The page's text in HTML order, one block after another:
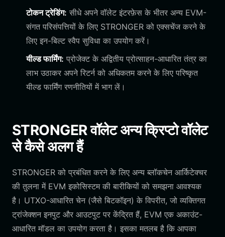
टोकन ट्रेडिंग: सीधे अपने वॉलेट इंटरफ़ेस के भीतर अन्य EVM-
संगत परिसंपत्तियों के लिए STRONGER को एक्सचेंज करने के
लिए इन-बिल्ट स्वैप सुविधा का उपयोग करें।
यील्ड फार्मिंग: प्रोजेक्ट के अद्वितीय प्रोत्साहन-आधारित तंत्र का
लाभ उठाकर अपने रिटर्न को अधिकतम करने के लिए परिष्कृत
यील्ड फार्मिंग रणनीतियों में भाग लें।
STRONGER वॉलेट अन्य क्रिप्टो वॉलेट
से कैसे अलग हैं
STRONGER को प्रबंधित करने के लिए अन्य ब्लॉकचेन आर्किटेक्चर
की तुलना में EVM इकोसिस्टम की बारीकियों को समझना आवश्यक
है। UTXO-आधारित चेन (जैसे बिटकॉइन) के विपरीत, जो व्यक्तिगत
ट्रांजेक्शन इनपुट और आउटपुट पर केंद्रित हैं, EVM एक अकाउंट-
आधारित मॉडल का उपयोग करता है। इसका मतलब है कि आपका